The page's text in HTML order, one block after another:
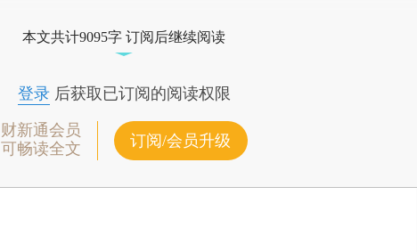
本文共计9095字 订阅后继续阅读
登录后获取已订阅的阅读权限
财新通会员
可畅读全文
订阅/会员升级